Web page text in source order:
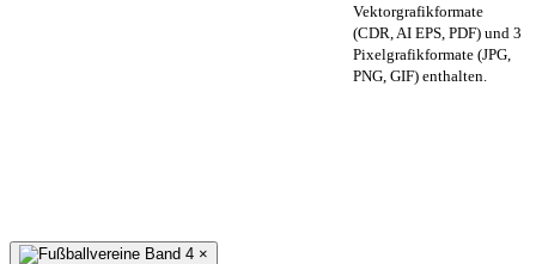
Vektorgrafikformate
(CDR, AI EPS, PDF) und 3
Pixelgrafikformate (JPG,
PNG, GIF) enthalten.
×